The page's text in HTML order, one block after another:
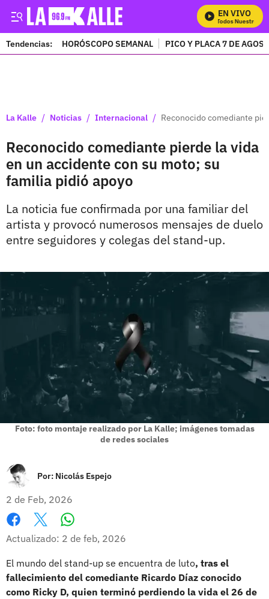
EN VIVO
Mira Todos Nuestros
Tendencias: HORÓSCOPO SEMANAL PICO Y PLACA 7 DE
La Kalle / Noticias / Internacional / Reconocido comediante
Reconocido comediante pierde la vida
en un accidente con su moto; su
familia pidió apoyo
La noticia fue confirmada por una familiar del
artista y provocó numerosos mensajes de duelo
entre seguidores y colegas del stand-up.
Foto: foto montaje realizado por La Kalle; imágenes tomadas
de redes sociales
Por: Nicolás Espejo
2 de Feb, 2026
Facebook
X
Actualizado: 2 de feb, 2026
El mundo del stand-up se encuentra de luto, tras el
fallecimiento del comediante Ricardo Díaz conocido
como Ricky D, quien terminó perdiendo la vida el 26 de